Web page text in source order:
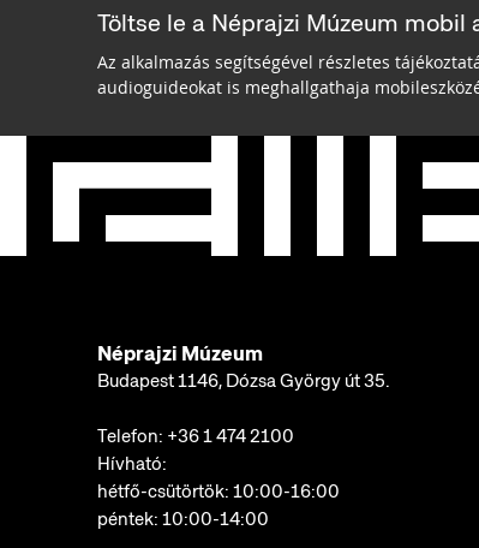
Töltse le a Néprajzi Múzeum mobil
Az alkalmazás segítségével részletes
audioguideokat is meghallgathaja
Néprajzi Múzeum
Budapest 1146, Dózsa György út 35.
Telefon: +36 1 474 2100
Hívható:
hétfő-csütörtök: 10:00-16:00
péntek: 10:00-14:00